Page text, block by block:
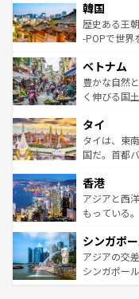
ワイを、存分に味わっ
はコンテン
いる。アク
ビング、ハ
い。オース
参照してほし
ン）、静ひ
と山間の静
驚きをもた
容にもいい
照してほし
韓国
歴史ある王
-POPで世界
き、地方に
できる。そ
まで、さま
リティに包
覧を参照し
ベトナム
豊かな自然
く伸びる国
急速な発展
ーチミン市
醸し出して
とつ。フォ
ひ現地で味
が旅行者を
参照してほし
タイ
タイは、東
国だ。首都
の活気が交
帯で自然と
いビーチで
激する。気
が待ってい
た文化、そ
香港
アジアと西
もっている
み、どこを
ており、効
うな絶景か
シンガポ
アジアの交
シンガポー